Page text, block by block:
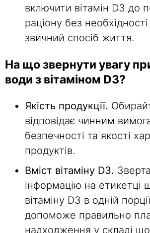
включити вітамін D3 до
раціону без
звичний спосіб життя.
На що звернути увагу
води з вітаміном D3?
Якість продукції.
відповідає чинним
безпечності та якості
продуктів.
Вміст вітаміну D3.
інформацію на етикетці
вітаміну D3 в одній
допоможе правильно
надходження у складі